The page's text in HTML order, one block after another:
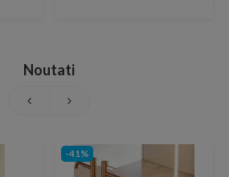
Noutati
-41%